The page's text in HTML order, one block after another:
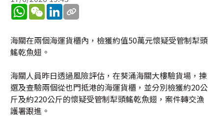
WhatsApp
WeChatLinkedIn
​海關在兩個海運貨櫃內，檢獲約值50萬元懷疑受管制犁頭
鰩乾魚翅。
海關人員昨日透過風險評估，在葵涌海關大樓驗貨場，揀
選及查驗兩個從也門抵港的海運貨櫃，並分別檢獲約20公
斤及約220公斤的懷疑受管制犁頭鰩乾魚翅，案件轉交漁
護署跟進。